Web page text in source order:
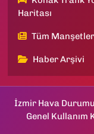
Haritası
Tüm Manşetler
Haber Arşivi
İzmir Hava
Genel Kullanım